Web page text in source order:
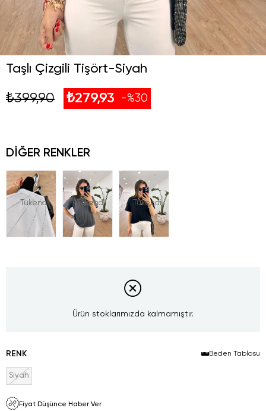
Taşlı Çizgili Tişört-Siyah
₺399,90 ₺279,93 30
DIĞER RENKLER
Tükendi Tükendi Tükendi
Ürün stoklarımızda kalmamıştır.
RENK Beden Tablosu
Siyah
Fiyat Düşünce Haber Ver